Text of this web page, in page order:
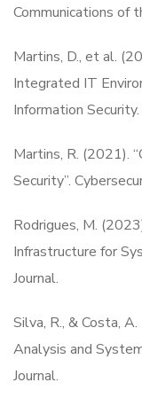
Communications of
Martins, D., et al.
Integrated IT
Information Security.
Martins, R. (2021).
Security”.
Rodrigues, M.
Infrastructure for
Journal.
Silva, R., & Costa,
Analysis and
Journal.